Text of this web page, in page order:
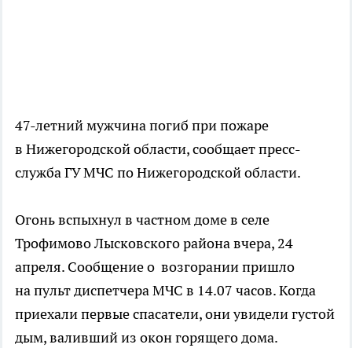
47-летний мужчина погиб при пожаре
в Нижегородской области, сообщает пресс-
служба ГУ МЧС по Нижегородской области.
Огонь вспыхнул в частном доме в селе
Трофимово Лысковского района вчера, 24
апреля. Сообщение о возгорании пришло
на пульт диспетчера МЧС в 14.07 часов. Когда
приехали первые спасатели, они увидели густой
дым, валивший из окон горящего дома.